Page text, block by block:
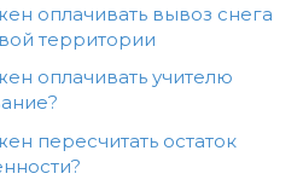
оплачивать вывоз снега
территории
оплачивать учителю
пересчитать остаток